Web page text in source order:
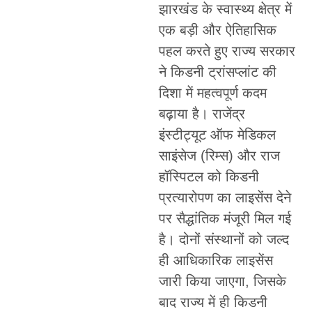
झारखंड के स्वास्थ्य क्षेत्र में
एक बड़ी और ऐतिहासिक
पहल करते हुए राज्य सरकार
ने किडनी ट्रांसप्लांट की
दिशा में महत्वपूर्ण कदम
बढ़ाया है। राजेंद्र
इंस्टीट्यूट ऑफ मेडिकल
साइंसेज (रिम्स) और राज
हॉस्पिटल को किडनी
प्रत्यारोपण का लाइसेंस देने
पर सैद्धांतिक मंजूरी मिल गई
है। दोनों संस्थानों को जल्द
ही आधिकारिक लाइसेंस
जारी किया जाएगा, जिसके
बाद राज्य में ही किडनी